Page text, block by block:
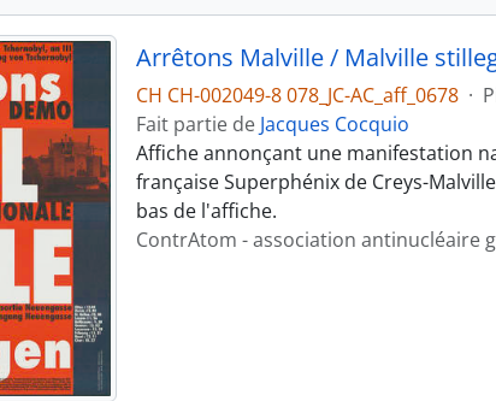
Arrêtons Malville / Malville
CH CH-002049-8 078_JC-AC_aff_0678 ·
Fait partie de Jacques Cocquio
Affiche annonçant une manifestation
française Superphénix de Creys-
bas de l'affiche.
ContrAtom - association antinucléaire